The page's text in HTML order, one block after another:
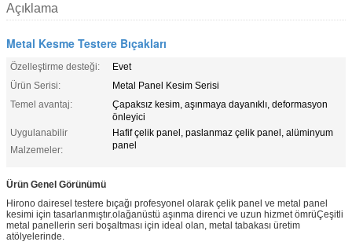
Açıklama
Metal Kesme Testere Bıçakları
Özelleştirme desteği:
Evet
Ürün Serisi:
Metal Panel Kesim Serisi
Temel avantaj:
Çapaksız kesim, aşınmaya dayanıklı, deformasyon
önleyici
Uygulanabilir
Malzemeler:
Hafif çelik panel, paslanmaz çelik panel, alüminyum
panel
Ürün Genel Görünümü
Hirono dairesel testere bıçağı profesyonel olarak çelik panel ve metal panel
kesimi için tasarlanmıştır.olağanüstü aşınma direnci ve uzun hizmet ömrüÇeşitli
metal panellerin seri boşaltması için ideal olan, metal tabakası üretim
atölyelerinde.